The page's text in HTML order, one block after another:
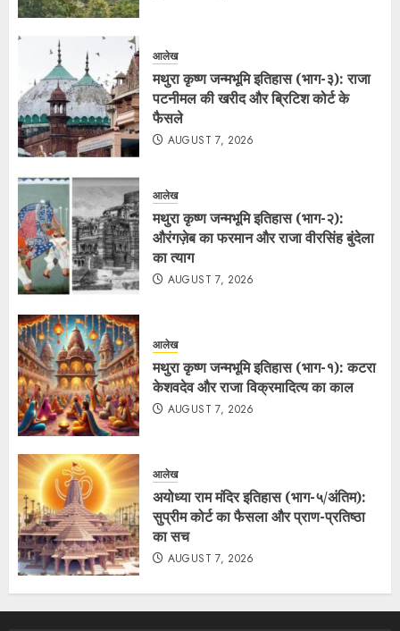
आलेख
मथुरा कृष्ण जन्मभूमि इतिहास (भाग-३): राजा
पटनीमल की खरीद और ब्रिटिश कोर्ट के
फैसले
AUGUST 7, 2026
आलेख
मथुरा कृष्ण जन्मभूमि इतिहास (भाग-२):
औरंगज़ेब का फरमान और राजा वीरसिंह बुंदेला
का त्याग
AUGUST 7, 2026
आलेख
मथुरा कृष्ण जन्मभूमि इतिहास (भाग-१): कटरा
केशवदेव और राजा विक्रमादित्य का काल
AUGUST 7, 2026
आलेख
अयोध्या राम मंदिर इतिहास (भाग-५/अंतिम):
सुप्रीम कोर्ट का फैसला और प्राण-प्रतिष्ठा
का सच
AUGUST 7, 2026